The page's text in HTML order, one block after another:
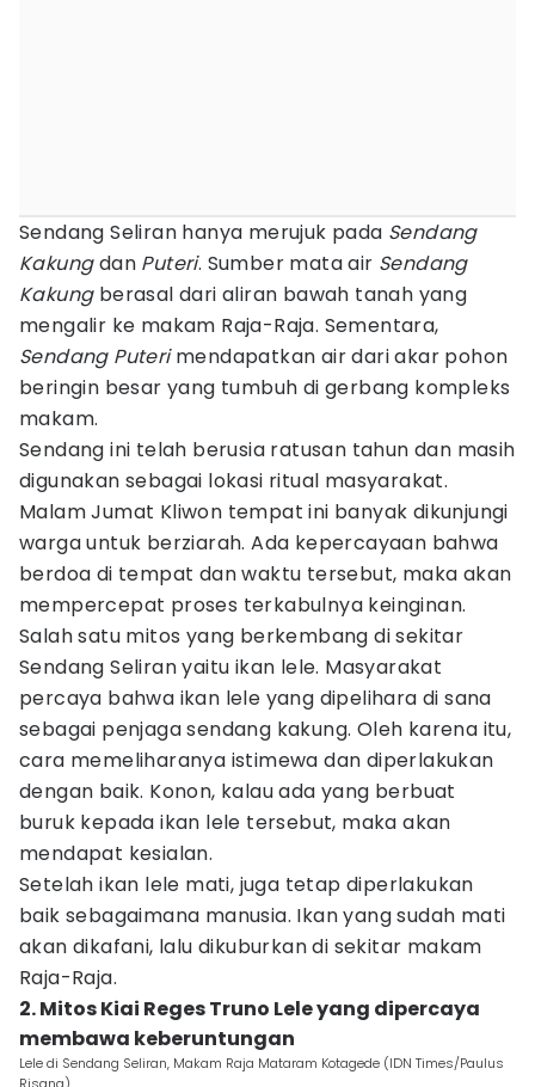
Sendang Seliran hanya merujuk pada Sendang
Kakungdan Puteri. Sumber mata air Sendang
Kakungberasal dari aliran bawah tanah yang
mengalir ke makam Raja-Raja. Sementara,
Sendang Puterimendapatkan air dari akar pohon
beringin besar yang tumbuh di gerbang kompleks
makam.
Sendang ini telah berusia ratusan tahun dan masih
digunakan sebagai lokasi ritual masyarakat.
Malam Jumat Kliwon tempat ini banyak dikunjungi
warga untuk berziarah. Ada kepercayaan bahwa
berdoa di tempat dan waktu tersebut, maka akan
mempercepat proses terkabulnya keinginan.
Salah satu mitos yang berkembang di sekitar
Sendang Seliran yaitu ikan lele. Masyarakat
percaya bahwa ikan lele yang dipelihara di sana
sebagai penjaga sendang kakung. Oleh karena itu,
cara memeliharanya istimewa dan diperlakukan
dengan baik. Konon, kalau ada yang berbuat
buruk kepada ikan lele tersebut, maka akan
mendapat kesialan.
Setelah ikan lele mati, juga tetap diperlakukan
baik sebagaimana manusia. Ikan yang sudah mati
akan dikafani, lalu dikuburkan di sekitar makam
Raja-Raja.
2. Mitos Kiai Reges Truno Lele yang dipercaya
membawa keberuntungan
Lele di Sendang Seliran, Makam Raja Mataram Kotagede (IDN Times/Paulus